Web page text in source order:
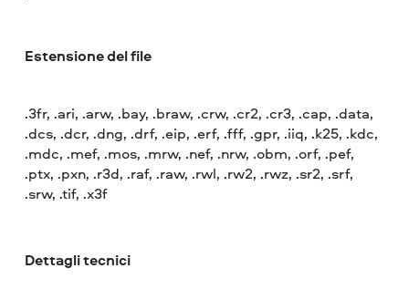
Estensione del file
.3fr, .ari, .arw, .bay, .braw, .crw, .cr2, .cr3, .cap, .data,
.dcs, .dcr, .dng, .drf, .eip, .erf, .fff, .gpr, .iiq, .k25, .kdc,
.mdc, .mef, .mos, .mrw, .nef, .nrw, .obm, .orf, .pef,
.ptx, .pxn, .r3d, .raf, .raw, .rwl, .rw2, .rwz, .sr2, .srf,
.srw, .tif, .x3f
Dettagli tecnici